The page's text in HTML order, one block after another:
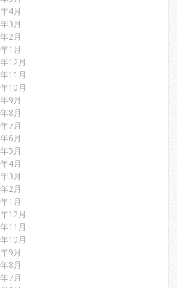
4月
3月
2月
1月
12月
11月
10月
9月
8月
7月
6月
5月
4月
3月
2月
1月
12月
11月
10月
9月
8月
7月